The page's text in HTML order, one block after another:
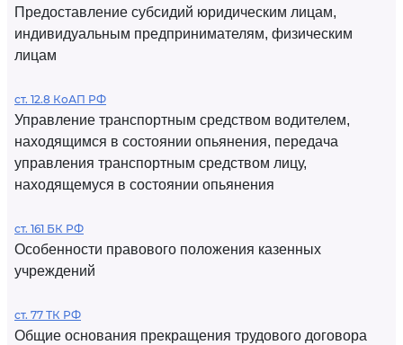
Предоставление субсидий юридическим лицам,
индивидуальным предпринимателям, физическим
лицам
ст. 12.8 КоАП РФ
Управление транспортным средством водителем,
находящимся в состоянии опьянения, передача
управления транспортным средством лицу,
находящемуся в состоянии опьянения
ст. 161 БК РФ
Особенности правового положения казенных
учреждений
ст. 77 ТК РФ
Общие основания прекращения трудового договора